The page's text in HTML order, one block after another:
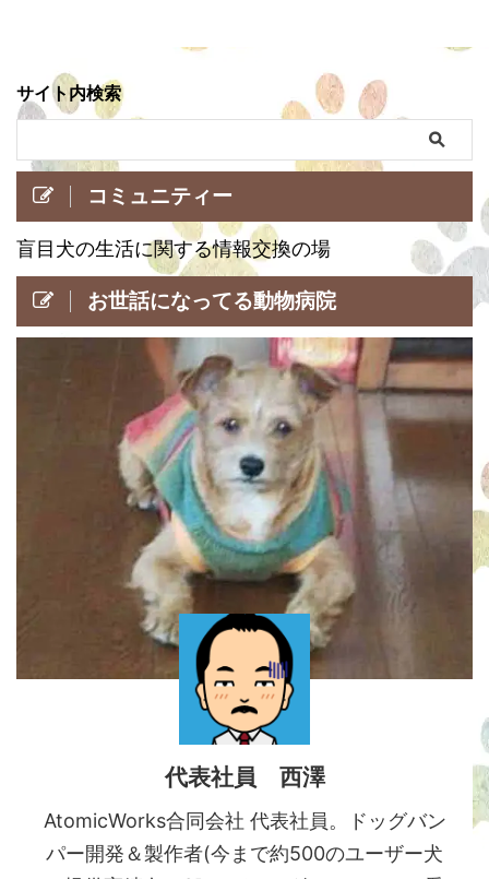
サイト内検索
コミュニティー
盲目犬の生活に関する情報交換の場
お世話になってる動物病院
代表社員 西澤
AtomicWorks合同会社 代表社員。ドッグバン
パー開発＆製作者(今まで約500のユーザー犬